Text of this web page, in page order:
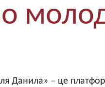
Данила» – це